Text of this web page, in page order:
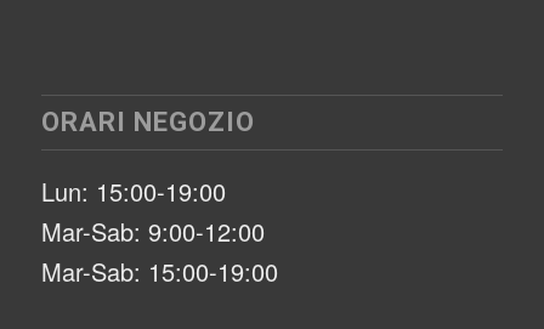
ORARI NEGOZIO
Lun: 15:00-19:00
Mar-Sab: 9:00-12:00
Mar-Sab: 15:00-19:00